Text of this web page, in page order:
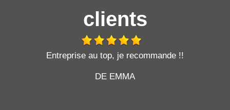
clients
Entreprise au top, je recommande !!
DE EMMA